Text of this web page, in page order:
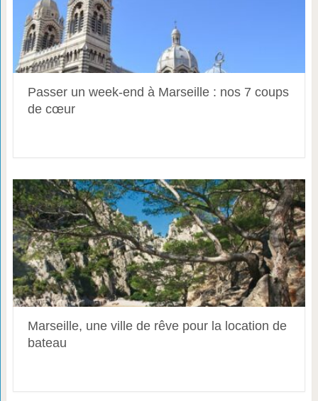
Passer un week-end à Marseille : nos 7 coups
de cœur
Marseille, une ville de rêve pour la location de
bateau